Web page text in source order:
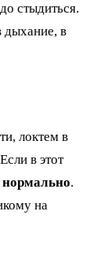
стыдиться.
дыхание, в
локтем в
в этот
нормально.
на